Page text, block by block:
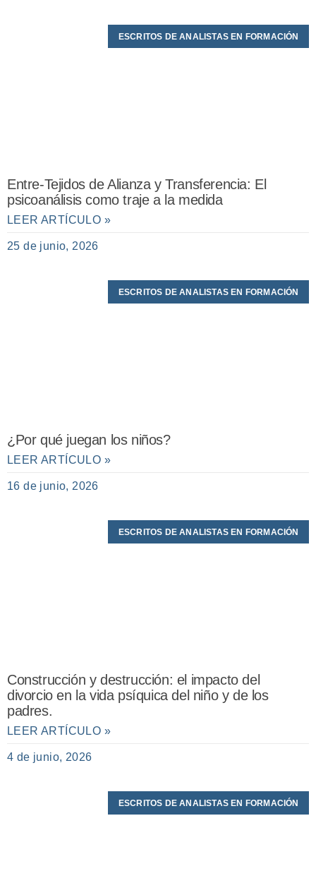
ESCRITOS DE ANALISTAS EN FORMACIÓN
Entre-Tejidos de Alianza y Transferencia: El
psicoanálisis como traje a la medida
LEER ARTÍCULO »
25 de junio, 2026
ESCRITOS DE ANALISTAS EN FORMACIÓN
¿Por qué juegan los niños?
LEER ARTÍCULO »
16 de junio, 2026
ESCRITOS DE ANALISTAS EN FORMACIÓN
Construcción y destrucción: el impacto del
divorcio en la vida psíquica del niño y de los
padres.
LEER ARTÍCULO »
4 de junio, 2026
ESCRITOS DE ANALISTAS EN FORMACIÓN